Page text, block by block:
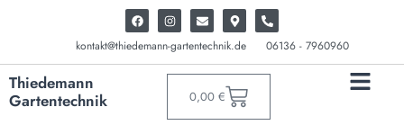
kontakt@thiedemann-gartentechnik.de 06136 - 7960960
Thiedemann
Gartentechnik
0,00 €